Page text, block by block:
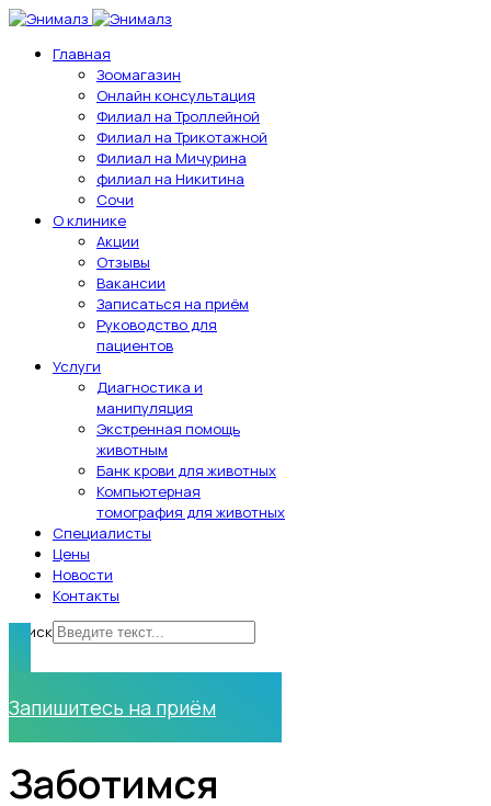
Главная
Зоомагазин
Онлайн консультация
Филиал на Троллейной
Филиал на Трикотажной
Филиал на Мичурина
филиал на Никитина
Сочи
О клинике
Акции
Отзывы
Вакансии
Записаться на приём
Руководство для
пациентов
Услуги
Диагностика и
манипуляция
Экстренная помощь
животным
Банк крови для животных
Компьютерная
томография для животных
Специалисты
Цены
Новости
Контакты
Поиск
Запишитесь на приём
Заботимся